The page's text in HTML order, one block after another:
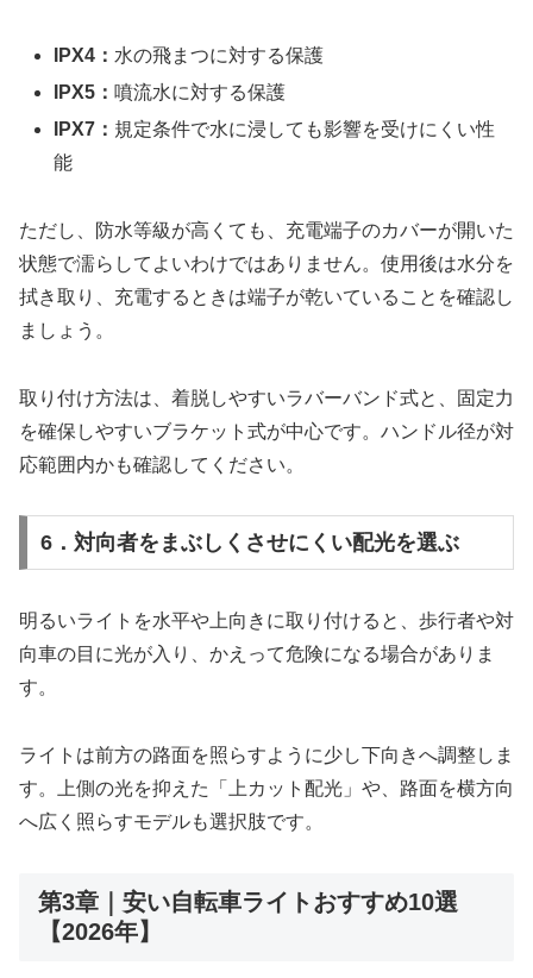
IPX4： 水の飛まつに対する保護
IPX5： 噴流水に対する保護
IPX7： 規定条件で水に浸しても影響を受けにくい性
能
ただし、防水等級が高くても、充電端子のカバーが開いた
状態で濡らしてよいわけではありません。使用後は水分を
拭き取り、充電するときは端子が乾いていることを確認し
ましょう。
取り付け方法は、着脱しやすいラバーバンド式と、固定力
を確保しやすいブラケット式が中心です。ハンドル径が対
応範囲内かも確認してください。
6．対向者をまぶしくさせにくい配光を選ぶ
明るいライトを水平や上向きに取り付けると、歩行者や対
向車の目に光が入り、かえって危険になる場合がありま
す。
ライトは前方の路面を照らすように少し下向きへ調整しま
す。上側の光を抑えた「上カット配光」や、路面を横方向
へ広く照らすモデルも選択肢です。
第3章｜安い自転車ライトおすすめ10選
【2026年】